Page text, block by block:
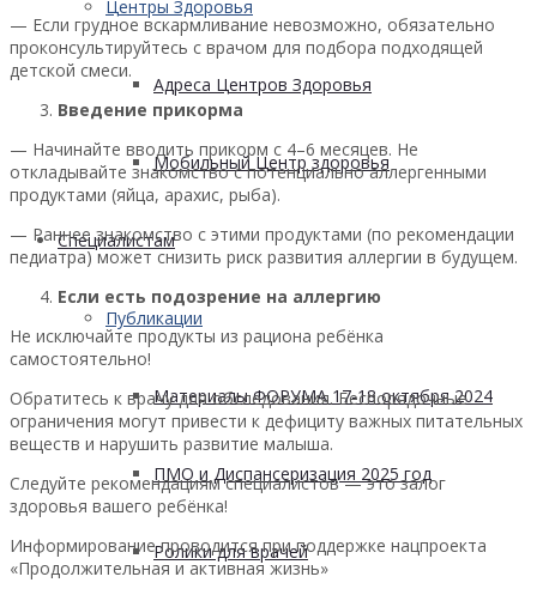
Центры Здоровья
Адреса Центров Здоровья
Мобильный Центр здоровья
Cпециалистам
Публикации
Материалы ФОРУМА 17-18 октября 2024
ПМО и Диспансеризация 2025 год
Ролики для врачей
— Если грудное вскармливание невозможно, обязательно
проконсультируйтесь с врачом для подбора подходящей
детской смеси.
Введение прикорма
— Начинайте вводить прикорм с 4–6 месяцев. Не
откладывайте знакомство с потенциально аллергенными
продуктами (яйца, арахис, рыба).
— Раннее знакомство с этими продуктами (по рекомендации
педиатра) может снизить риск развития аллергии в будущем.
Если есть подозрение на аллергию
Не исключайте продукты из рациона ребёнка
самостоятельно!
Обратитесь к врачу для обследования. Беспорядочные
ограничения могут привести к дефициту важных питательных
веществ и нарушить развитие малыша.
Следуйте рекомендациям специалистов — это залог
здоровья вашего ребёнка!
Информирование проводится при поддержке нацпроекта
«Продолжительная и активная жизнь»